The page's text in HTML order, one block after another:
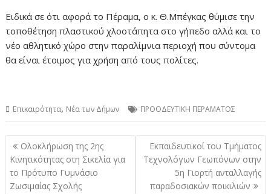
Ειδικά σε ότι αφορά το Πέραμα, ο κ. Θ.Μπέγκας θύμισε την
τοποθέτηση πλαστικού χλοοτάπητα στο γήπεδο αλλά και το
νέο αθλητικό χώρο στην παραλίμνια περιοχή που σύντομα
θα είναι έτοιμος για χρήση από τους πολίτες.
Επικαιρότητα, Νέα των Δήμων ΠΡΟΟΔΕΥΤΙΚΗ ΠΕΡΑΜΑΤΟΣ
Πλοήγηση
άρθρων
Ολοκλήρωση της 2ης
Κινητικότητας στη Σικελία για
το Πρότυπο Γυμνάσιο
Ζωσιμαίας Σχολής
Εκπαιδευτικοί του Τμήματος
Τεχνολόγων Γεωπόνων στην
5η Γιορτή ανταλλαγής
παραδοσιακών ποικιλιών